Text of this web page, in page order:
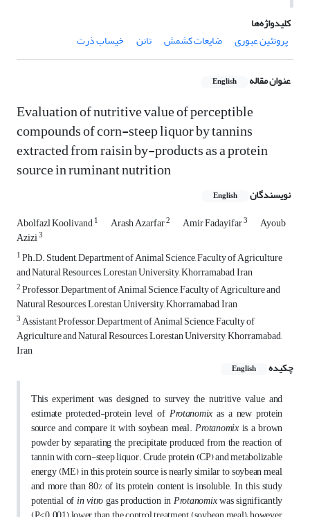
کلیدواژه‌ها
پروتئین عبوری
ضایعات کشمش تانن خیساب ذرت
عنوان مقاله English
Evaluation of nutritive value of perceptible
compounds of corn-steep liquor by ‎tannins
extracted from raisin by-products as a protein
source in ruminant nutrition
نویسندگان English
Abolfazl Koolivand1 Arash Azarfar2 Amir Fadayifar3 Ayoub
Azizi3
1Ph.D. Student, Department of Animal Science, Faculty of Agriculture
and Natural Resources, Lorestan University, Khorramabad, ‎Iran
2Professor, Department of Animal Science, Faculty of Agriculture and
Natural Resources, Lorestan University, Khorramabad, Iran
3Assistant Professor, Department of Animal Science, Faculty of
Agriculture and Natural Resources, Lorestan University, Khorramabad,
Iran
چکیده
English
This experiment was designed to survey the nutritive value and
estimate protected-protein level of Protanomix as a new protein
source and compare it with soybean meal.Protanomixis a brown
powder by separating the precipitate produced from the reaction of
tannin with corn-steep liquor. Crude protein (CP) and metabolizable
energy (ME) in this protein source is nearly similar to soybean meal,
and more than 80% of its protein content is insoluble. In this study,
potential ofin vitrogas production inProtanomixwas significantly